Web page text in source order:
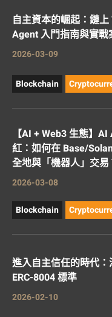
自主資本的崛起：鏈上
Agent 入門指南與實戰
2026-03-09
Blockchain
【AI + Web3 生態】
紅：如何在 Base/
全地與「機器人」交易
2026-03-08
Blockchain
進入自主信任的時代
ERC-8004 標準
2026-02-10